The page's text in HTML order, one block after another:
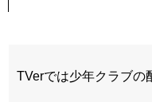
TVerでは少年クラブの